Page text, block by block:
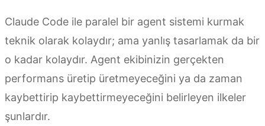
Claude Code ile paralel bir agent sistemi kurmak
teknik olarak kolaydır; ama yanlış tasarlamak da bir
o kadar kolaydır. Agent ekibinizin gerçekten
performans üretip üretmeyeceğini ya da zaman
kaybettirip kaybettirmeyeceğini belirleyen ilkeler
şunlardır.